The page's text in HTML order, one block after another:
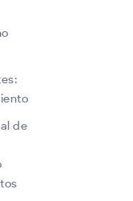
de